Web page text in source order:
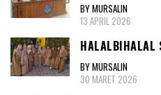
BY MURSALIN
13 APRIL 2026
HALALBIHALAL
BY MURSALIN
30 MARET 2026